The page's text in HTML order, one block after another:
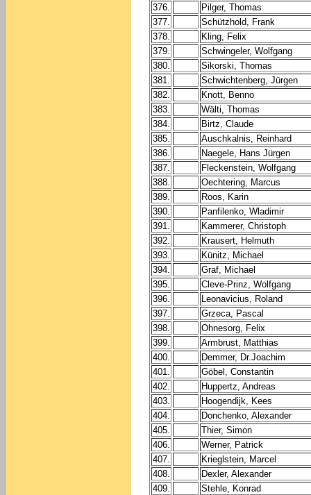
376.
Pilger, Thomas
377.
Schützhold, Frank
378.
Kling, Felix
379.
Schwingeler, Wolfgang
380.
Sikorski, Thomas
381.
Schwichtenberg, Jürgen
382.
Knott, Benno
383.
Wälti, Thomas
384.
Birtz, Claude
385.
Auschkalnis, Reinhard
386.
Naegele, Hans Jürgen
387.
Fleckenstein, Wolfgang
388.
Oechtering, Marcus
389.
Roos, Karin
390.
Panfilenko, Wladimir
391.
Kammerer, Christoph
392.
Krausert, Helmuth
393.
Künitz, Michael
394.
Graf, Michael
395.
Cleve-Prinz, Wolfgang
396.
Leonavicius, Roland
397.
Grzeca, Pascal
398.
Ohnesorg, Felix
399.
Armbrust, Matthias
400.
Demmer, Dr.Joachim
401.
Göbel, Constantin
402.
Huppertz, Andreas
403.
Hoogendijk, Kees
404.
Donchenko, Alexander
405.
Thier, Simon
406.
Werner, Patrick
407.
Krieglstein, Marcel
408.
Dexler, Alexander
409.
Stehle, Konrad